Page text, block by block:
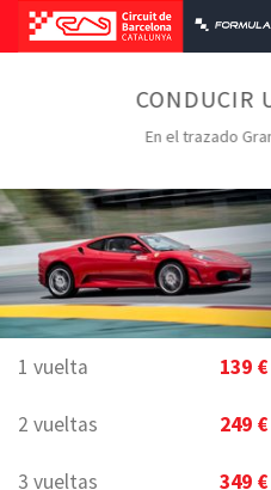
Skip
CONDUCIR
En el trazado
1 vuelta 139 €
2 vueltas 249 €
3 vueltas 349 €